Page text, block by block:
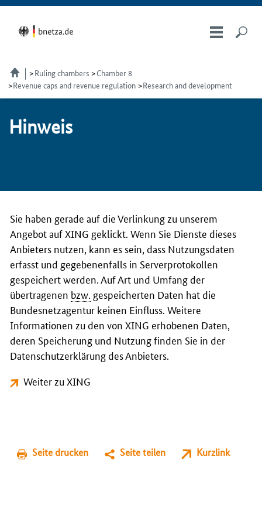
Ruling chambers
Chamber 8
Revenue caps and revenue regulation
Research and development
Hin­weis
Sie haben gerade auf die Verlinkung zu unserem
Angebot auf XING geklickt. Wenn Sie Dienste dieses
Anbieters nutzen, kann es sein, dass Nutzungsdaten
erfasst und gegebenenfalls in Serverprotokollen
gespeichert werden. Auf Art und Umfang der
übertragenen bzw. gespeicherten Daten hat die
Bundesnetzagentur keinen Einfluss. Weitere
Informationen zu den von XING erhobenen Daten,
deren Speicherung und Nutzung finden Sie in der
Datenschutzerklärung des Anbieters.
Weiter zu XING
Seite drucken Seite teilen Kurzlink